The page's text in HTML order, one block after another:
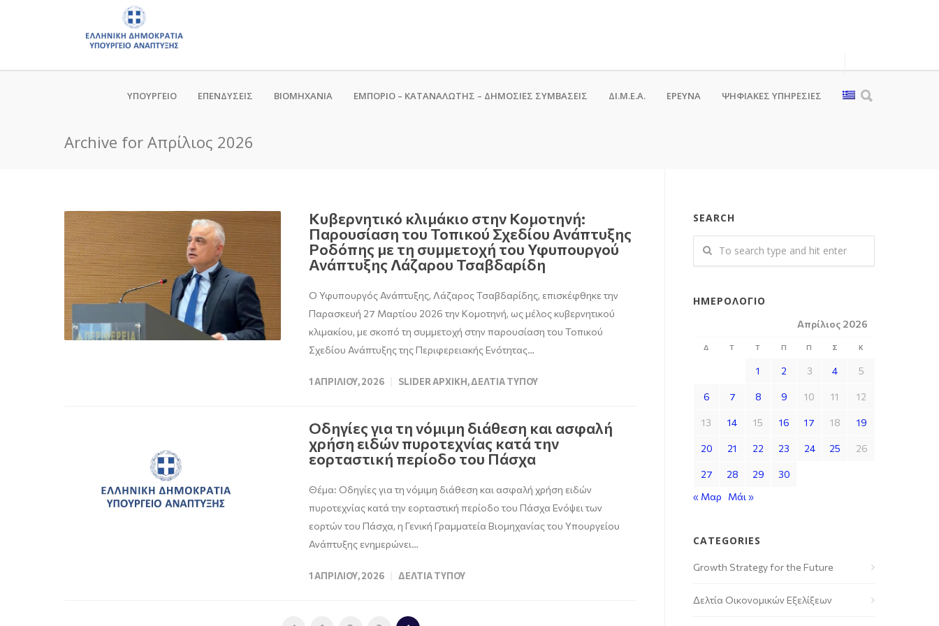
ΥΠΟΥΡΓΕΙΟ ΕΠΕΝΔΥΣΕΙΣ ΒΙΟΜΗΧΑΝΙΑ ΕΜΠΟΡΙΟ – ΚΑΤΑΝΑΛΩΤΗΣ – ΔΗΜΟΣΙΕΣ ΣΥΜΒΑΣΕΙΣ ΔΙ.Μ.Ε.Α. ΕΡΕΥΝΑ ΨΗΦΙΑΚΈΣ ΥΠΗΡΕΣΊΕΣ
Archive for Απρίλιος 2026
Κυβερνητικό κλιμάκιο στην Κομοτηνή:
Παρουσίαση του Τοπικού Σχεδίου Ανάπτυξης
Ροδόπης με τη συμμετοχή του Υφυπουργού
Ανάπτυξης Λάζαρου Τσαβδαρίδη
Ο Υφυπουργός Ανάπτυξης, Λάζαρος Τσαβδαρίδης, επισκέφθηκε την
Παρασκευή 27 Μαρτίου 2026 την Κομοτηνή, ως μέλος κυβερνητικού
κλιμακίου, με σκοπό τη συμμετοχή στην παρουσίαση του Τοπικού
Σχεδίου Ανάπτυξης της Περιφερειακής Ενότητας…
1 ΑΠΡΙΛΊΟΥ, 2026 SLIDER ΑΡΧΙΚΉ,ΔΕΛΤΊΑ ΤΎΠΟΥ
Οδηγίες για τη νόμιμη διάθεση και ασφαλή
χρήση ειδών πυροτεχνίας κατά την
εορταστική περίοδο του Πάσχα
Θέμα: Οδηγίες για τη νόμιμη διάθεση και ασφαλή χρήση ειδών
πυροτεχνίας κατά την εορταστική περίοδο του Πάσχα Ενόψει των
εορτών του Πάσχα, η Γενική Γραμματεία Βιομηχανίας του Υπουργείου
Ανάπτυξης ενημερώνει…
1 ΑΠΡΙΛΊΟΥ, 2026 ΔΕΛΤΊΑ ΤΎΠΟΥ
SEARCH
ΗΜΕΡΟΛΌΓΙΟ
Απρίλιος 2026
Δ Τ Τ Π Π Σ Κ
1 2 3 4 5
6 7 8 9 10 11 12
13 14 15 16 17 18 19
20 21 22 23 24 25 26
27 28 29
30
« Μαρ
Μάι »
CATEGORIES
Growth Strategy for the Future
Δελτία Οικονομικών Εξελίξεων